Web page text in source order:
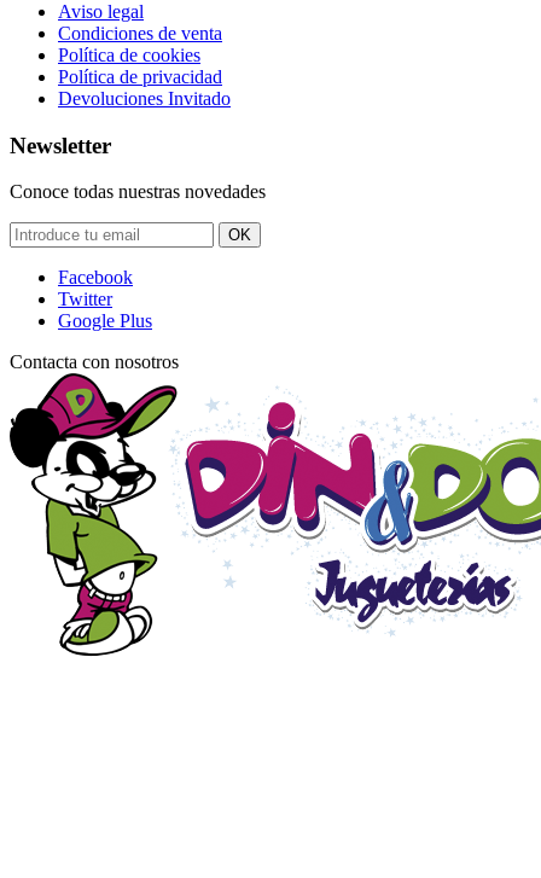
Aviso legal
Condiciones de venta
Política de cookies
Política de privacidad
Devoluciones Invitado
Newsletter
Conoce todas nuestras novedades
OK
Facebook
Twitter
Google Plus
Contacta con nosotros